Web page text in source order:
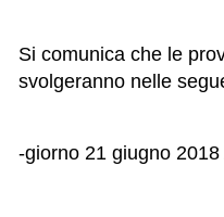
Si comunica che le
svolgeranno nelle
-giorno 21 giugno